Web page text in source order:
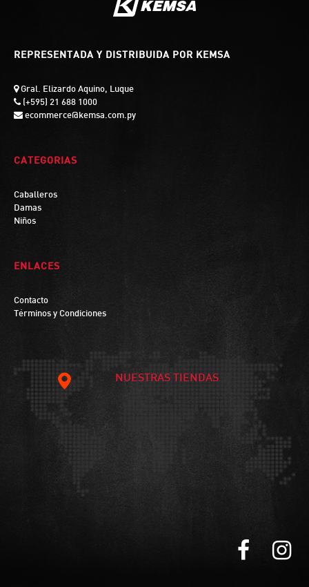
REPRESENTADA Y DISTRIBUIDA POR KEMSA
Gral. Elizardo Aquino, Luque
(+595) 21 688 1000
ecommerce@kemsa.com.py
CATEGORIAS
Caballeros
Damas
Niños
ENLACES
Contacto
Términos y Condiciones
NUESTRAS TIENDAS